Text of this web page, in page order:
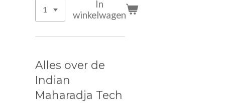
In
winkelwagen
Alles over de
Indian
Maharadja Tech